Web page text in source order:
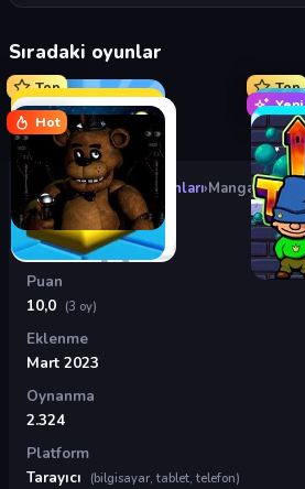
Sıradaki oyunlar
Top
Top
Yeni
Hot
Oyunlar›Aksiyon Oyunları›Mangavania
Mangavania
Puan
10,0 (3 oy)
Eklenme
Mart 2023
Oynanma
2.324
Platform
Tarayıcı
(bilgisayar, tablet, telefon)